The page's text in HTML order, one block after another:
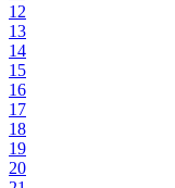
12
13
14
15
16
17
18
19
20